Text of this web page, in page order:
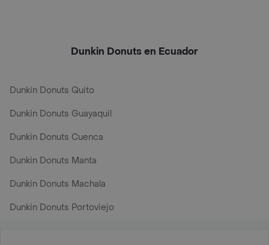
Dunkin Donuts en Ecuador
Dunkin Donuts Quito
Dunkin Donuts Guayaquil
Dunkin Donuts Cuenca
Dunkin Donuts Manta
Dunkin Donuts Machala
Dunkin Donuts Portoviejo